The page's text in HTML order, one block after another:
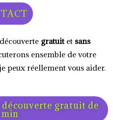
gratuitet sans
ensemble de votre
peux réellement vous aider.
découverte gratuit de